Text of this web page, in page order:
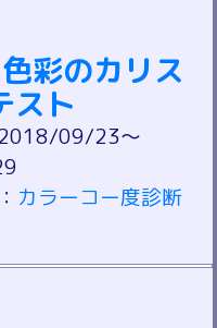
彩のカリス
スト
2018/09/23～
： カラーコー度診断